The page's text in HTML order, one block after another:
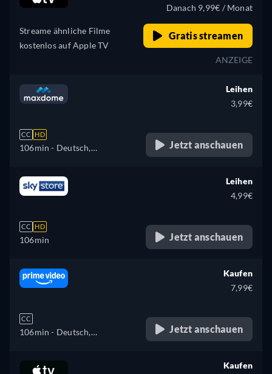
Streame ähnliche Filme
kostenlos auf Apple TV
Danach 9,99€ / Monat
Gratis streamen
ANZEIGE
CC HD
106min - Deutsch,
Leihen
3,99€
Jetzt anschauen
CC HD
106min
Leihen
4,99€
Jetzt anschauen
CC
106min - Deutsch,
Kaufen
7,99€
Jetzt anschauen
Kaufen